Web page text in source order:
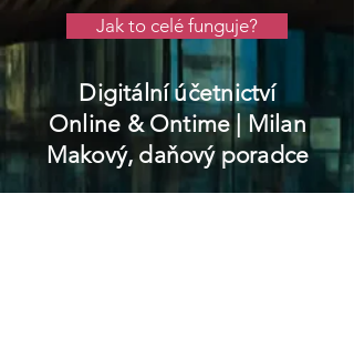
Jak to celé funguje?
Digitální účetnictví
Online & Ontime| Milan
Makový, daňový poradce